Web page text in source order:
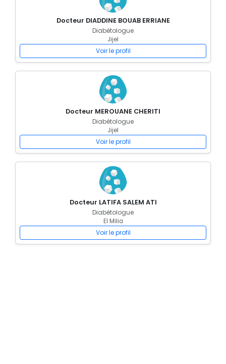
Docteur DIADDINE BOUAB ERRIANE
Diabétologue
Jijel
Voir le profil
Docteur MEROUANE CHERITI
Diabétologue
Jijel
Voir le profil
Docteur LATIFA SALEM ATI
Diabétologue
El Milia
Voir le profil